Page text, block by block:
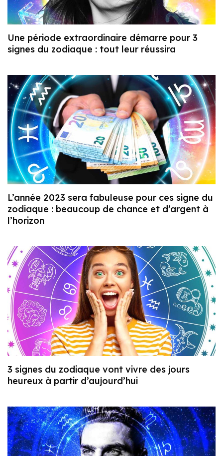
Une période extraordinaire démarre pour 3
signes du zodiaque : tout leur réussira
L’année 2023 sera fabuleuse pour ces signe du
zodiaque : beaucoup de chance et d’argent à
l’horizon
3 signes du zodiaque vont vivre des jours
heureux à partir d’aujourd’hui